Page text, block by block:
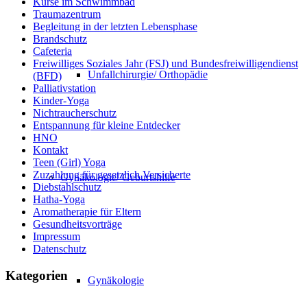
Unfallchirurgie/ Orthopädie
Gynäkologie/ Geburtshilfe
Gynäkologie
Traumazentrum
Begleitung in der letzten Lebensphase
Brandschutz
Cafeteria
Freiwilliges Soziales Jahr (FSJ) und Bundesfreiwilligendienst
(BFD)
Palliativstation
Kinder-Yoga
Nichtraucherschutz
Entspannung für kleine Entdecker
HNO
Kontakt
Teen (Girl) Yoga
Zuzahlung für gesetzlich Versicherte
Diebstahlschutz
Hatha-Yoga
Aromatherapie für Eltern
Gesundheitsvorträge
Impressum
Datenschutz
Kategorien